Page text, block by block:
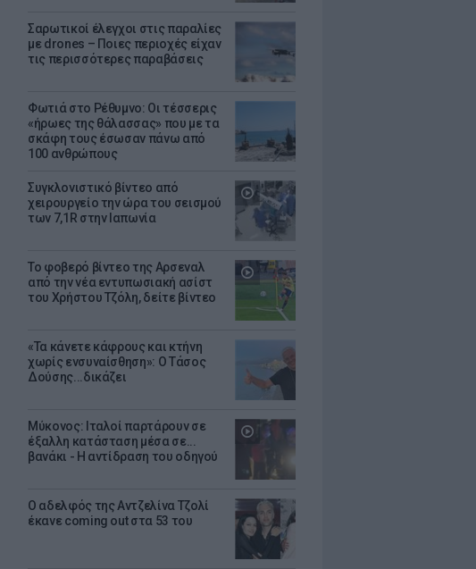
Σαρωτικοί έλεγχοι στις παραλίες
με drones – Ποιες περιοχές είχαν
τις περισσότερες παραβάσεις
Φωτιά στο Ρέθυμνο: Οι τέσσερις
«ήρωες της θάλασσας» που με τα
σκάφη τους έσωσαν πάνω από
100 ανθρώπους
Συγκλονιστικό βίντεο από
χειρουργείο την ώρα του σεισμού
των 7,1R στην Ιαπωνία
Το φοβερό βίντεο της Αρσεναλ
από την νέα εντυπωσιακή ασίστ
του Χρήστου Τζόλη, δείτε βίντεο
«Τα κάνετε κάφρους και κτήνη
χωρίς ενσυναίσθηση»: Ο Τάσος
Δούσης...δικάζει
Μύκονος: Ιταλοί παρτάρουν σε
έξαλλη κατάσταση μέσα σε...
βανάκι - Η αντίδραση του οδηγού
Ο αδελφός της Αντζελίνα Τζολί
έκανε coming out στα 53 του